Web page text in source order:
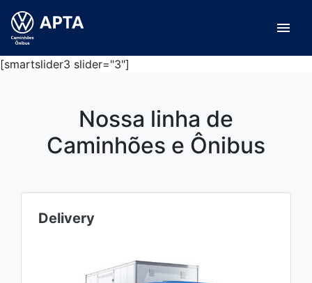
menu
[smartslider3 slider="3"]
Nossa linha de
Caminhões e Ônibus
Delivery